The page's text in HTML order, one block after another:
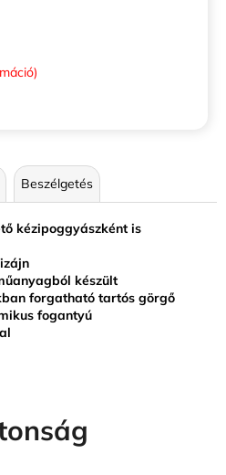
Beszélgetés
kézipoggyászként is
készült
forgatható tartós görgő
fogantyú